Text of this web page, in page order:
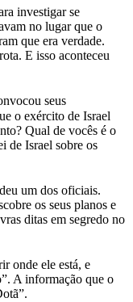
investigar se
no lugar que o
que era verdade.
E isso aconteceu
seus
o exército de Israel
Qual de vocês é o
de Israel sobre os
um dos oficiais.
os seus planos e
ditas em segredo no
onde ele está, e
A informação que o